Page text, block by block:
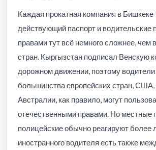
Каждая прокатная компания в Бишкеке
действующий паспорт и водительские
правами тут всё немного сложнее, чем
стран. Кыргызстан подписал Венскую
дорожном движении, поэтому водители
большинства европейских стран,
Австралии, как правило, могут
отечественными правами. Но местные
полицейские обычно реагируют более
иностранного водителя есть также